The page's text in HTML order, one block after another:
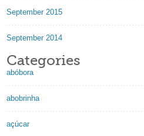
September 2015
September 2014
Categories
abóbora
abobrinha
açúcar